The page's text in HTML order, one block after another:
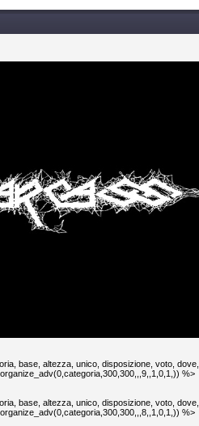
base, altezza, unico, disposizione, voto,
%>
base, altezza, unico, disposizione, voto,
%>